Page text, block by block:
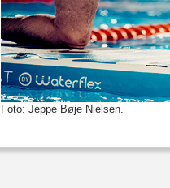
Foto: Jeppe Bøje Nielsen.